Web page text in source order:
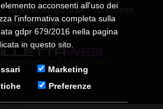
- News in tempo reale - Tutti i Diritti
- Powered By
acconsenti all'uso dei
l'informativa completa sulla
gdpr 679/2016 nella pagina
in questo sito.
Marketing
Preferenze